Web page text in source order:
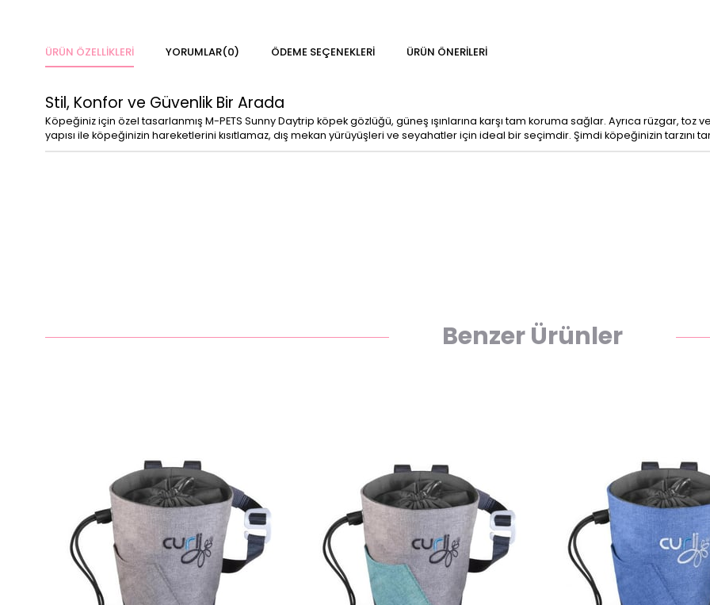
ÜRÜN ÖZELLIKLERI YORUMLAR(0) ÖDEME SEÇENEKLERI ÜRÜN ÖNERILERI
Stil, Konfor ve Güvenlik Bir Arada
Köpeğiniz için özel tasarlanmış M-PETS Sunny Daytrip köpek gözlüğü, güneş ışınlarına karşı tam koruma sağlar. Ayrıca rüzgar,
yapısı ile köpeğinizin hareketlerini kısıtlamaz, dış mekan yürüyüşleri ve seyahatler için ideal bir seçimdir. Şimdi köpeğinizin tarzını
Benzer Ürünler